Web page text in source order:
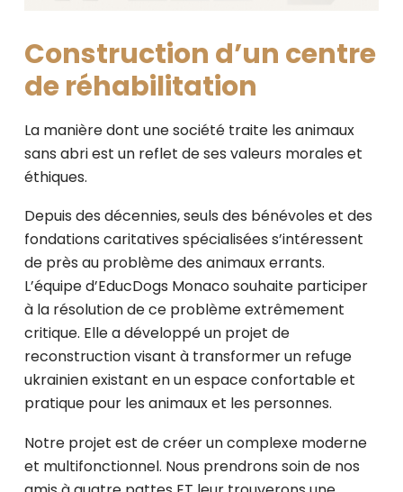
Construction d’un centre
de réhabilitation
La manière dont une société traite les animaux
sans abri est un reflet de ses valeurs morales et
éthiques.
Depuis des décennies, seuls des bénévoles et des
fondations caritatives spécialisées s’intéressent
de près au problème des animaux errants.
L’équipe d’EducDogs Monaco souhaite participer
à la résolution de ce problème extrêmement
critique. Elle a développé un projet de
reconstruction visant à transformer un refuge
ukrainien existant en un espace confortable et
pratique pour les animaux et les personnes.
Notre projet est de créer un complexe moderne
et multifonctionnel. Nous prendrons soin de nos